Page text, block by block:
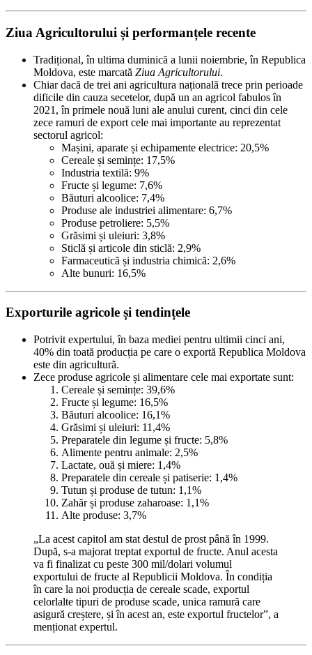
Ziua Agricultorului și performanțele recente
Tradițional, în ultima duminică a lunii noiembrie, în Republica
Moldova, este marcată Ziua Agricultorului.
Chiar dacă de trei ani agricultura națională trece prin perioade
dificile din cauza secetelor, după un an agricol fabulos în
2021, în primele nouă luni ale anului curent, cinci din cele
zece ramuri de export cele mai importante au reprezentat
sectorul agricol:
Mașini, aparate și echipamente electrice: 20,5%
Cereale și semințe: 17,5%
Industria textilă: 9%
Fructe și legume: 7,6%
Băuturi alcoolice: 7,4%
Produse ale industriei alimentare: 6,7%
Produse petroliere: 5,5%
Grăsimi și uleiuri: 3,8%
Sticlă și articole din sticlă: 2,9%
Farmaceutică și industria chimică: 2,6%
Alte bunuri: 16,5%
Exporturile agricole și tendințele
Potrivit expertului, în baza mediei pentru ultimii cinci ani,
40% din toată producția pe care o exportă Republica Moldova
este din agricultură.
Zece produse agricole și alimentare cele mai exportate sunt:
Cereale și semințe: 39,6%
Fructe și legume: 16,5%
Băuturi alcoolice: 16,1%
Grăsimi și uleiuri: 11,4%
Preparatele din legume și fructe: 5,8%
Alimente pentru animale: 2,5%
Lactate, ouă și miere: 1,4%
Preparatele din cereale și patiserie: 1,4%
Tutun și produse de tutun: 1,1%
Zahăr și produse zaharoase: 1,1%
Alte produse: 3,7%
„La acest capitol am stat destul de prost până în 1999.
După, s-a majorat treptat exportul de fructe. Anul acesta
va fi finalizat cu peste 300 mil/dolari volumul
exportului de fructe al Republicii Moldova. În condiția
în care la noi producția de cereale scade, exportul
celorlalte tipuri de produse scade, unica ramură care
asigură creștere, și în acest an, este exportul fructelor”, a
menționat expertul.